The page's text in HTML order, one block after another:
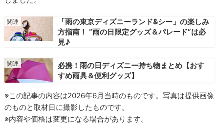
「雨の東京ディズニーランド&シー」の楽しみ
方指南！ “雨の日限定グッズ＆パレード”は必
見♪
必携！雨の日ディズニー持ち物まとめ【おす
すめ雨具＆便利グッズ】
※この記事の内容は2026年6月当時のものです。写真は提供画像
のものと取材日に撮影したものです。
※内容や価格は変更になる場合があります。